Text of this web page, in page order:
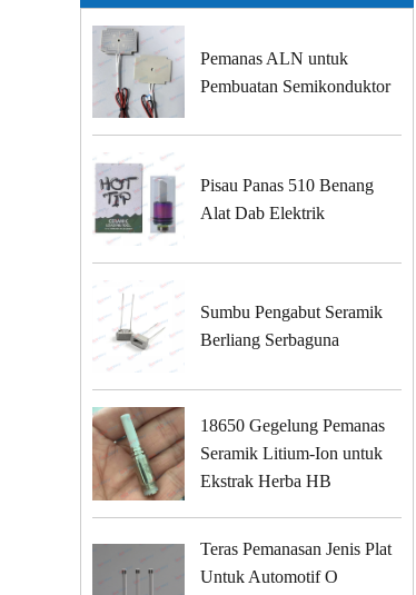
Pemanas ALN untuk
Pembuatan Semikonduktor
Pisau Panas 510 Benang
Alat Dab Elektrik
Sumbu Pengabut Seramik
Berliang Serbaguna
18650 Gegelung Pemanas
Seramik Litium-Ion untuk
Ekstrak Herba HB
Teras Pemanasan Jenis Plat
Untuk Automotif O